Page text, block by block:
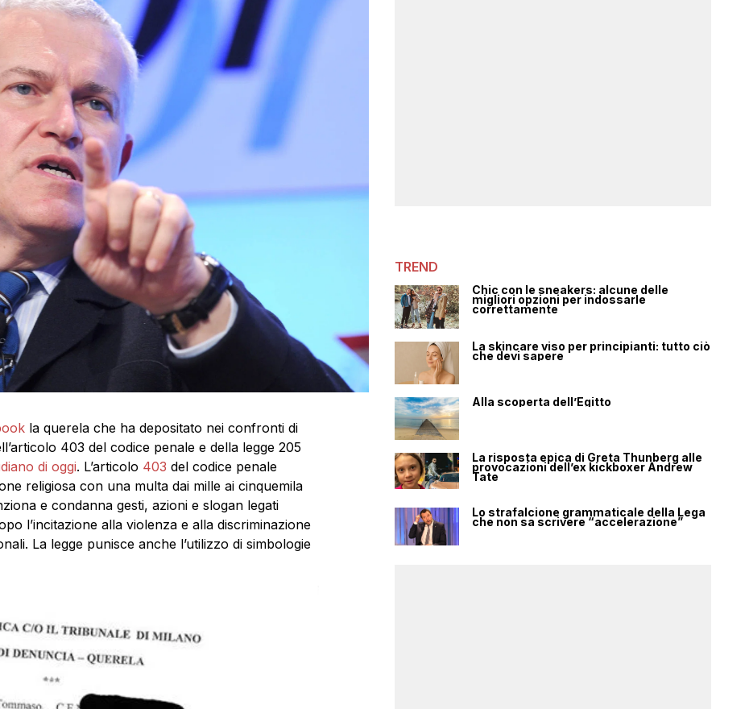
la querela che ha depositato nei confronti di
403 del codice penale e della legge 205
di oggi. L’articolo 403 del codice penale
religiosa con una multa dai mille ai cinquemila
e condanna gesti, azioni e slogan legati
l’incitazione alla violenza e alla discriminazione
La legge punisce anche l’utilizzo di simbologie
TREND
Chic con le sneakers: alcune delle
migliori opzioni per indossarle
correttamente
La skincare viso per principianti: tutto ciò
che devi sapere
Alla scoperta dell’Egitto
La risposta epica di Greta Thunberg alle
provocazioni dell’ex kickboxer Andrew
Tate
Lo strafalcione grammaticale della Lega
che non sa scrivere “accelerazione”